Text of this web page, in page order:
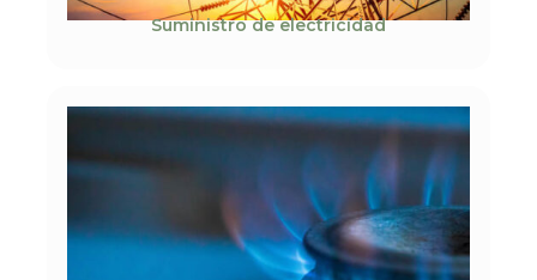
Suministro de electricidad